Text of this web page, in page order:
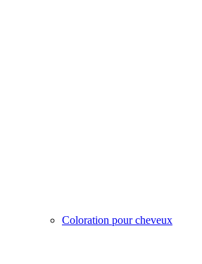
Coloration pour cheveux